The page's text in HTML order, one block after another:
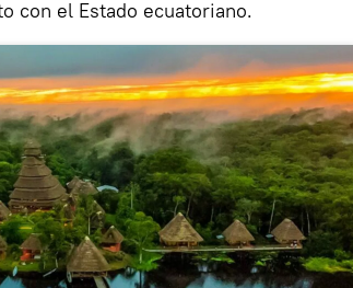
con el Estado ecuatoriano.